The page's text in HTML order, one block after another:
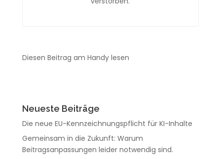
		</td>
		<td>
			<input id="ip0" type="text" class="form-control ip">
		<td>
			<button id="exe" type="button" class="btn btn-success"><span
Diesen Beitrag am Handy lesen
Neueste Beiträge
Die neue EU-Kennzeichnungspflicht für KI-Inhalte
Gemeinsam in die Zukunft: Warum
Beitragsanpassungen leider notwendig sind.